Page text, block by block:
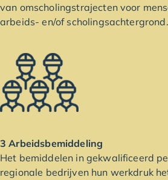
van omscholingstrajecten voor
arbeids- en/of scholingsachtergrond.
3 Arbeidsbemiddeling
Het bemiddelen in gekwalificeerd
regionale bedrijven hun werkdruk